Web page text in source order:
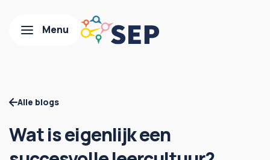
Alle blogs
Wat is eigenlijk een